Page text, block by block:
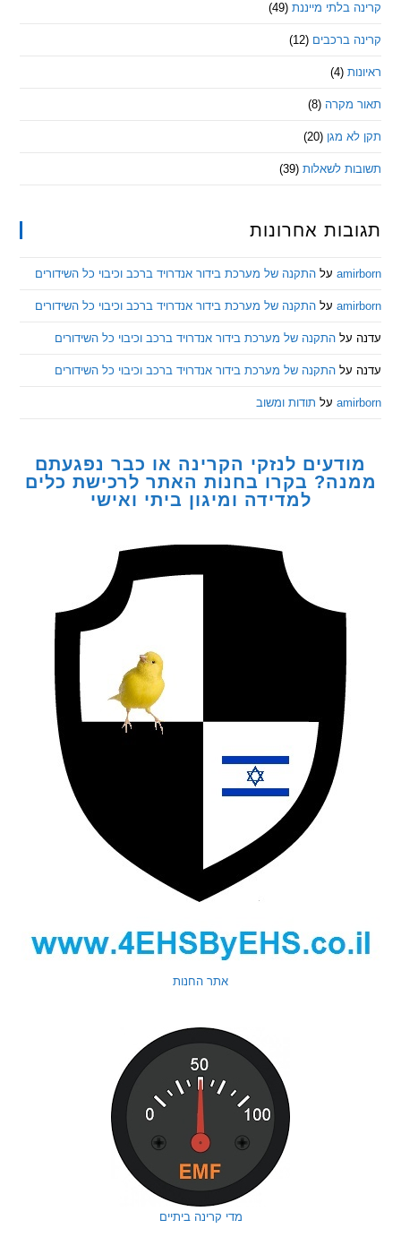
מייננת (49)
ברכבים (12)
(8)
מגן (20)
לשאלות (39)
אחרונות
עלהתקנה של מערכת בידור אנדרויד ברכב וכיבוי כל השידורים
עלהתקנה של מערכת בידור אנדרויד ברכב וכיבוי כל השידורים
התקנה של מערכת בידור אנדרויד ברכב וכיבוי כל השידורים
התקנה של מערכת בידור אנדרויד ברכב וכיבוי כל השידורים
עלתודות ומשוב
לנזקי הקרינה או כבר נפגעתם
בקרו בחנות האתר לרכישת כלים
למדידה ומיגון ביתי ואישי
אתר החנות
מדי קרינה ביתיים